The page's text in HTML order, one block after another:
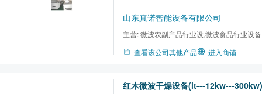
质，卓越服务，让利客户促进隆泰常规设备
山东真诺智能设备有限公司
主营:微波农副产品行业设,微波食品行业设
查看该公司其他产品 进入商铺
红木微波干燥设备(lt---12kw---300kw)